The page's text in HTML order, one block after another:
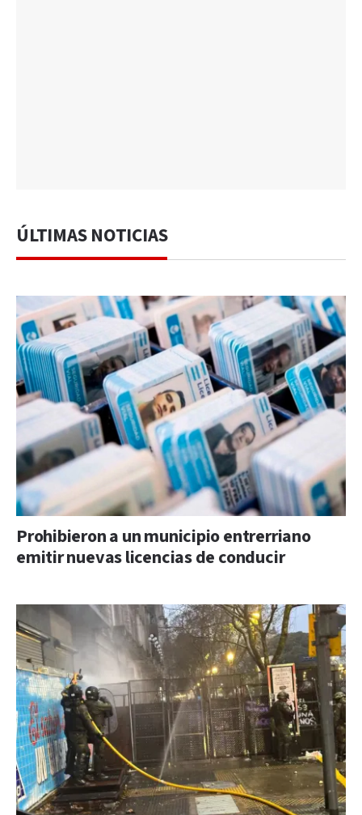
ÚLTIMAS NOTICIAS
Prohibieron a un municipio entrerriano
emitir nuevas licencias de conducir